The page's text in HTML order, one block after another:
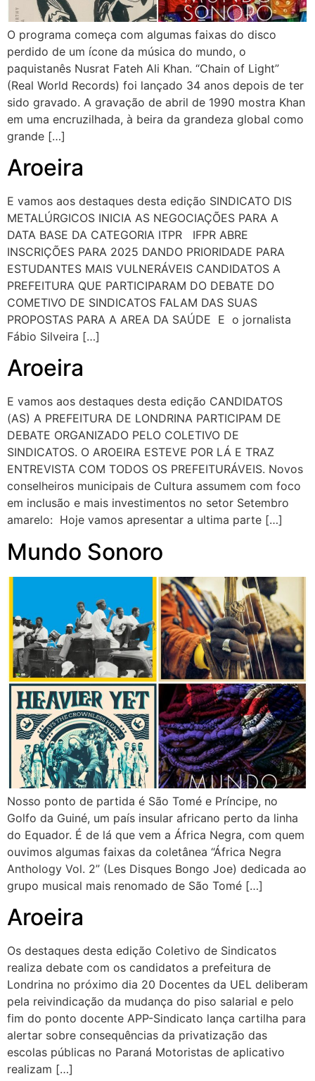
O programa começa com algumas faixas do disco
perdido de um ícone da música do mundo, o
paquistanês Nusrat Fateh Ali Khan. “Chain of Light”
(Real World Records) foi lançado 34 anos depois de ter
sido gravado. A gravação de abril de 1990 mostra Khan
em uma encruzilhada, à beira da grandeza global como
grande […]
Aroeira
E vamos aos destaques desta edição SINDICATO DIS
METALÚRGICOS INICIA AS NEGOCIAÇÕES PARA A
DATA BASE DA CATEGORIA ITPR IFPR ABRE
INSCRIÇÕES PARA 2025 DANDO PRIORIDADE PARA
ESTUDANTES MAIS VULNERÁVEIS CANDIDATOS A
PREFEITURA QUE PARTICIPARAM DO DEBATE DO
COMETIVO DE SINDICATOS FALAM DAS SUAS
PROPOSTAS PARA A AREA DA SAÚDE E o jornalista
Fábio Silveira […]
Aroeira
E vamos aos destaques desta edição CANDIDATOS
(AS) A PREFEITURA DE LONDRINA PARTICIPAM DE
DEBATE ORGANIZADO PELO COLETIVO DE
SINDICATOS. O AROEIRA ESTEVE POR LÁ E TRAZ
ENTREVISTA COM TODOS OS PREFEITURÁVEIS. Novos
conselheiros municipais de Cultura assumem com foco
em inclusão e mais investimentos no setor Setembro
amarelo: Hoje vamos apresentar a ultima parte […]
Mundo Sonoro
Nosso ponto de partida é São Tomé e Príncipe, no
Golfo da Guiné, um país insular africano perto da linha
do Equador. É de lá que vem a África Negra, com quem
ouvimos algumas faixas da coletânea “África Negra
Anthology Vol. 2” (Les Disques Bongo Joe) dedicada ao
grupo musical mais renomado de São Tomé […]
Aroeira
Os destaques desta edição Coletivo de Sindicatos
realiza debate com os candidatos a prefeitura de
Londrina no próximo dia 20 Docentes da UEL deliberam
pela reivindicação da mudança do piso salarial e pelo
fim do ponto docente APP-Sindicato lança cartilha para
alertar sobre consequências da privatização das
escolas públicas no Paraná Motoristas de aplicativo
realizam […]